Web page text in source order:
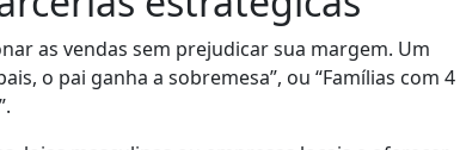
as vendas sem prejudicar sua margem. Um
o pai ganha a sobremesa”, ou “Famílias com 4